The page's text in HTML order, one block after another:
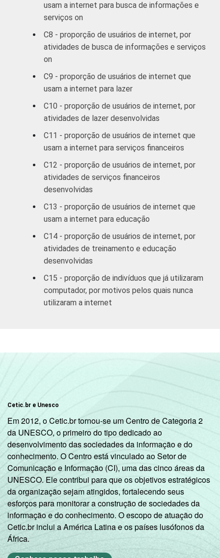
RENDA
Mais de 1
SM até 2 SM
53
Mais de 2
SM até 3 SM
68
Mais de 3
SM até 5 SM
Mais de 5
SM
Mais de 10
SM
SOCIAL
B 77
C 62
DE
ATIVIDADE
Não PEA 47
apresentado se refere apenas aos
resultados da alternativa "sim". Dados
coletados entre outubro de 2012 e fevereiro
de 2013.
Veja a tabela com asmargens de erros para
este indicador.
Fonte: NIC.br - out/2012 a fev/2013
usam a internet para busca de informações e
serviços on
C8 - proporção de usuários de internet, por
atividades de busca de informações e serviços
on
C9 - proporção de usuários de internet que
usam a internet para lazer
C10 - proporção de usuários de internet, por
atividades de lazer desenvolvidas
C11 - proporção de usuários de internet que
usam a internet para serviços financeiros
C12 - proporção de usuários de internet, por
atividades de serviços financeiros
desenvolvidas
C13 - proporção de usuários de internet que
usam a internet para educação
C14 - proporção de usuários de internet, por
atividades de treinamento e educação
desenvolvidas
C15 - proporção de indivíduos que já utilizaram
computador, por motivos pelos quais nunca
utilizaram a internet
Cetic.br e Unesco
Em 2012, o Cetic.br tornou-se um Centro de Categoria 2
da UNESCO, o primeiro do tipo dedicado ao
desenvolvimento das sociedades da informação e do
conhecimento. O Centro está vinculado ao Setor de
Comunicação e Informação (CI), uma das cinco áreas da
UNESCO. Ele contribui para que os objetivos estratégicos
da organização sejam atingidos, fortalecendo seus
esforços para monitorar a construção de sociedades da
informação e do conhecimento. O escopo de atuação do
Cetic.br inclui a América Latina e os países lusófonos da
África.